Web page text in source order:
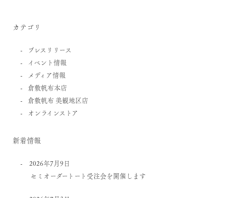
カテゴリ
プレスリリース
イベント情報
メディア情報
倉敷帆布本店
倉敷帆布 美観地区店
オンラインストア
新着情報
2026年7月9日
セミオーダートート受注会を開催します